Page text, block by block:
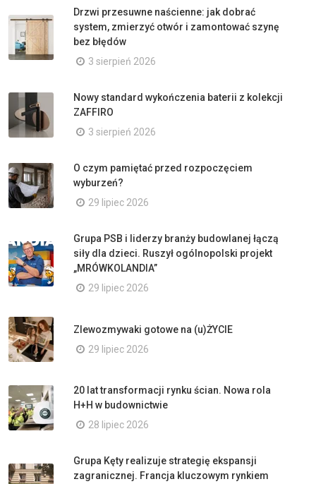
Drzwi przesuwne naścienne: jak dobrać
system, zmierzyć otwór i zamontować szynę
bez błędów
3 sierpień 2026
Nowy standard wykończenia baterii z kolekcji
ZAFFIRO
3 sierpień 2026
O czym pamiętać przed rozpoczęciem
wyburzeń?
29 lipiec 2026
Grupa PSB i liderzy branży budowlanej łączą
siły dla dzieci. Ruszył ogólnopolski projekt
„MRÓWKOLANDIA”
29 lipiec 2026
Zlewozmywaki gotowe na (u)ŻYCIE
29 lipiec 2026
20 lat transformacji rynku ścian. Nowa rola
H+H w budownictwie
28 lipiec 2026
Grupa Kęty realizuje strategię ekspansji
zagranicznej. Francja kluczowym rynkiem